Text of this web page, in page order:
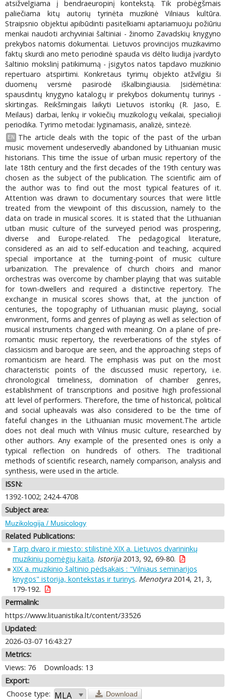
atsižvelgiama į bendraeuropinį kontekstą. Tik probėgšmais
paliečiama kitų autorių tyrinėta muzikinė Vilniaus kultūra.
Straipsnio objektui apibūdinti pasitelkiami aptariamuoju požiūriu
menkai naudoti archyviniai šaltiniai - žinomo Zavadskių knygyno
prekybos natomis dokumentai. Lietuvos provincijos muzikavimo
faktų skurdi ano meto periodinė spauda vis dėlto liudija įvardyto
šaltinio mokslinį patikimumą - įsigytos natos tapdavo muzikinio
repertuaro atspirtimi. Konkretaus tyrimų objekto atžvilgiu ši
duomenų versmė pasirodė iškalbingiausia. Įsidėmėtina:
spausdintų knygyno katalogų ir prekybos dokumentų turinys -
skirtingas. Reikšmingais laikyti Lietuvos istorikų (R. Jaso, E.
Meilaus) darbai, lenkų ir vokiečių muzikologų veikalai, specialioji
periodika. Tyrimo metodai: lyginamasis, analizė, sintezė.
EN
The article deals with the topic of the past of the urban
music movement undeservedly abandoned by Lithuanian music
historians. This time the issue of urban music repertory of the
late 18th centurу and the first decades of the 19th century was
chosen as the subject of the publication. The scientific aim of
the author was to find out the most typical features of it.
Attention was drawn to documentary sources that were little
treated from the viewpoint of this discussion, namely to the
data on trade in musical scores. It is stated that the Lithuanian
utban music culture of the surveyed period was prospering,
diverse and Europe-related. The pedagogical literature,
considered as an aid to self-education and teaching, acquired
special importance at the turning-point of music culture
urbanization. The prevalence of church choirs and manor
orchestras was overcome by chamber playing that was suitable
for town-dwellers and required a distinctive repertory. The
exchange in musical scores shows that, at the junction of
centuries, the topography of Lithuanian music playing, social
environment, forms and genres of playing as well as selection of
musical instruments changed with meaning. On a plane of pre-
romantic music repertory, the reverberations of the styles of
classicism and baroque are seen, and the approaching steps of
romanticism are heard. The emphasis was put on the most
characteristic points of the discussed music repertory, i.e.
chronological timeliness, domination of chamber genres,
establishment of transcriptions and positive high professional
att level of performers. Therefore, the time of historical, political
and social upheavals was also considered to be the time of
fateful changes in the Lithuanian music movement.The article
does not deal much with Vilnius music culture, researched by
other authors. Any example of the presented ones is only a
typical reflection on hundreds of others. The traditional
methods of scientific research, namely comparison, analysis and
synthesis, were used in the article.
ISSN:
1392-1002; 2424-4708
Subject area:
Muzikologija / Musicology
Related Publications:
Tarp dvaro ir miesto: stilistinė XIX a. Lietuvos dvarininkų
muzikinių pomėgių kaita. Istorija2013, 92, 69-80.
XIX a. muzikinio šaltinio pėdsakais : "Vilniaus seminarijos
knygos" istorija, kontekstas ir turinys. Menotyra2014, 21, 3,
179-192.
Permalink:
https://www.lituanistika.lt/content/33526
Updated:
2026-03-07 16:43:27
Metrics:
Views: 76
Downloads: 13
Export:
Choose type:
Download